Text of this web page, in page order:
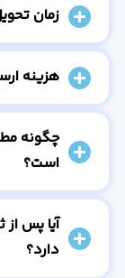
زمان
هزینه
چگونه
است؟
آیا پس
دارد؟